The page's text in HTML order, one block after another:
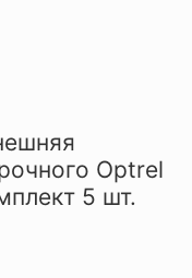
Optrel
5 шт.